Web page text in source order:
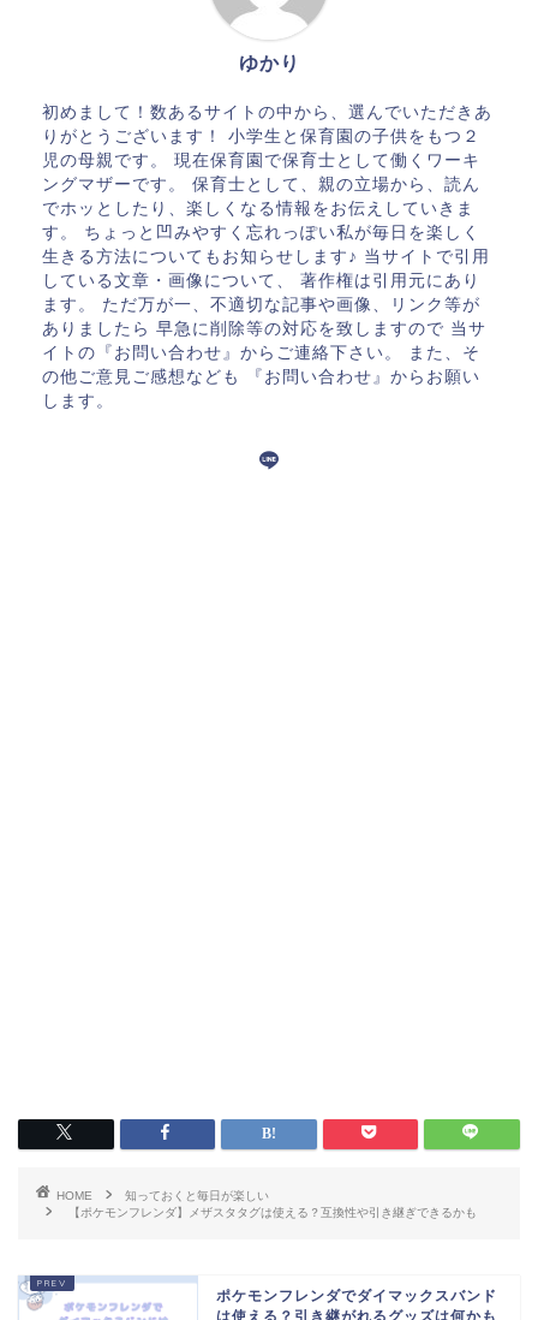
ゆかり
初めまして！数あるサイトの中から、選んでいただきあ
りがとうございます！ 小学生と保育園の子供をもつ２
児の母親です。 現在保育園で保育士として働くワーキ
ングマザーです。 保育士として、親の立場から、読ん
でホッとしたり、楽しくなる情報をお伝えしていきま
す。 ちょっと凹みやすく忘れっぽい私が毎日を楽しく
生きる方法についてもお知らせします♪ 当サイトで引用
している文章・画像について、 著作権は引用元にあり
ます。 ただ万が一、不適切な記事や画像、リンク等が
ありましたら 早急に削除等の対応を致しますので 当サ
イトの『お問い合わせ』からご連絡下さい。 また、そ
の他ご意見ご感想なども 『お問い合わせ』からお願い
します。
HOME
知っておくと毎日が楽しい
【ポケモンフレンダ】メザスタタグは使える？互換性や引き継ぎできるかも
ポケモンフレンダでダイマックスバンド